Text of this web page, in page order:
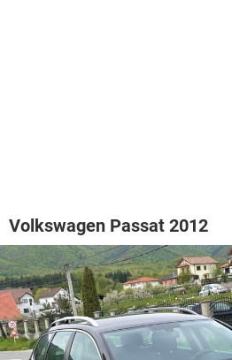
Volkswagen Passat 2012